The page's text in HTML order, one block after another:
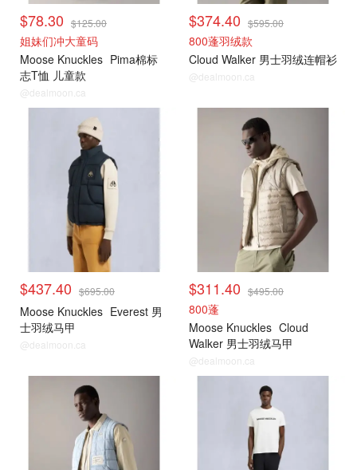
$78.30 $125.00
姐妹们冲大童码
Moose Knuckles Pima棉标
志T恤 儿童款
@dealmoon.ca
$374.40 $595.00
800蓬羽绒款
Cloud Walker 男士羽绒连帽衫
@dealmoon.ca
$437.40 $695.00
Moose Knuckles Everest 男
士羽绒马甲
@dealmoon.ca
$311.40 $495.00
800蓬
Moose Knuckles Cloud
Walker 男士羽绒马甲
@dealmoon.ca